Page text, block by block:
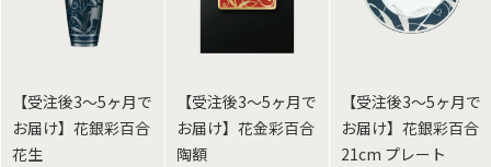
【受注後3～5ヶ月で
お届け】花銀彩百合
花生
【受注後3～5ヶ月で
お届け】花金彩百合
陶額
【受注後3～5ヶ月で
お届け】花銀彩百合
21cm プレート